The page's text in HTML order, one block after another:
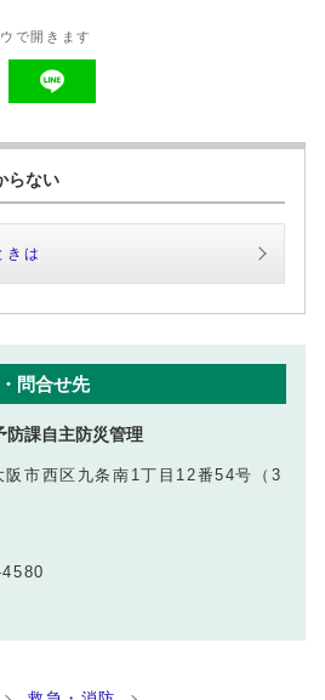
で開きます
らない
きは
問合せ先
課自主防災管理
市西区九条南1丁目12番54号（3